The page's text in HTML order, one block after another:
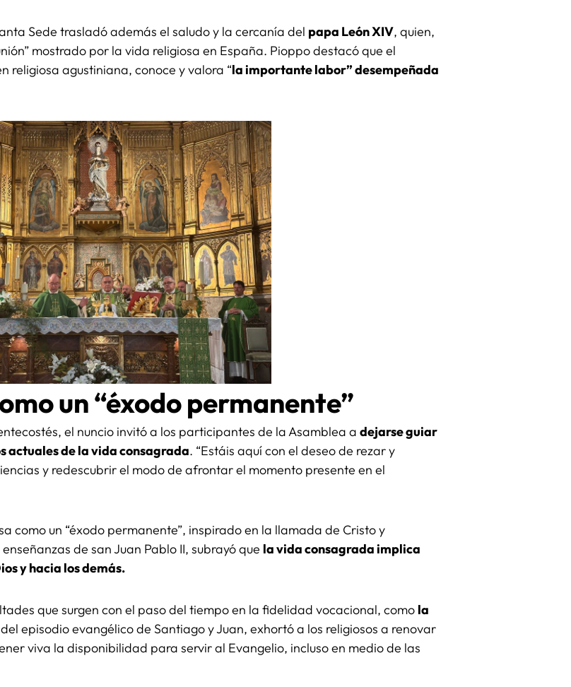
Sede trasladó además el saludo y la cercanía del papa León XIV, quien,
mostrado por la vida religiosa en España. Pioppo destacó que el
religiosa agustiniana, conoce y valora “la importante labor” desempeñada
un “éxodo permanente”
el nuncio invitó a los participantes de la Asamblea a dejarse guiar
actuales de la vida consagrada. “Estáis aquí con el deseo de rezar y
y redescubrir el modo de afrontar el momento presente en el
como un “éxodo permanente”, inspirado en la llamada de Cristo y
de san Juan Pablo II, subrayó que la vida consagrada implica
y hacia los demás.
que surgen con el paso del tiempo en la fidelidad vocacional, como la
episodio evangélico de Santiago y Juan, exhortó a los religiosos a renovar
viva la disponibilidad para servir al Evangelio, incluso en medio de las